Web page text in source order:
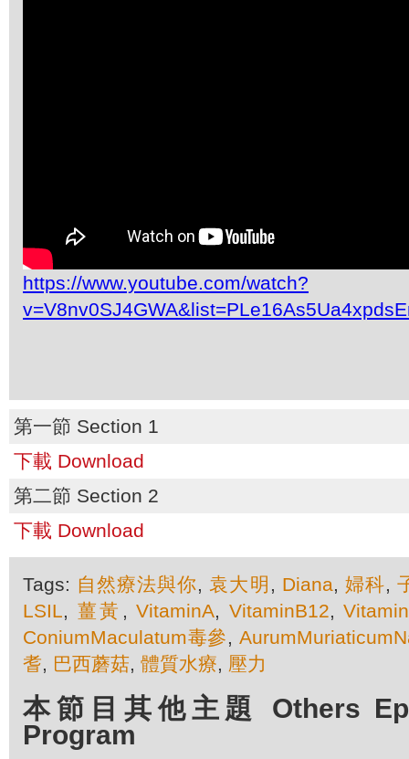
https://www.youtube.com/watch?
第一節 Section 1
下載 Download
第二節 Section 2
下載 Download
Tags: 自然療法與你,袁大明 , Diana, 婦科,
LSIL, 薑黃 ,VitaminA, VitaminB12,
ConiumMaculatum毒參,
耆, 巴西蘑菇, 體質水療, 壓力
本節目其他主題 Others
Program